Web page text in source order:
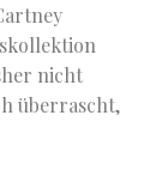
nicht
überrascht,